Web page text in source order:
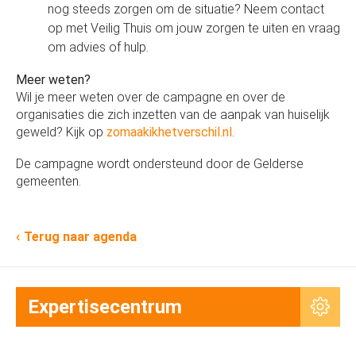
nog steeds zorgen om de situatie? Neem contact
op met Veilig Thuis om jouw zorgen te uiten en vraag
om advies of hulp.
Meer weten?
Wil je meer weten over de campagne en over de
organisaties die zich inzetten van de aanpak van huiselijk
geweld? Kijk op zomaakikhetverschil.nl.
De campagne wordt ondersteund door de Gelderse
gemeenten.
Terug naar agenda
Expertisecentrum